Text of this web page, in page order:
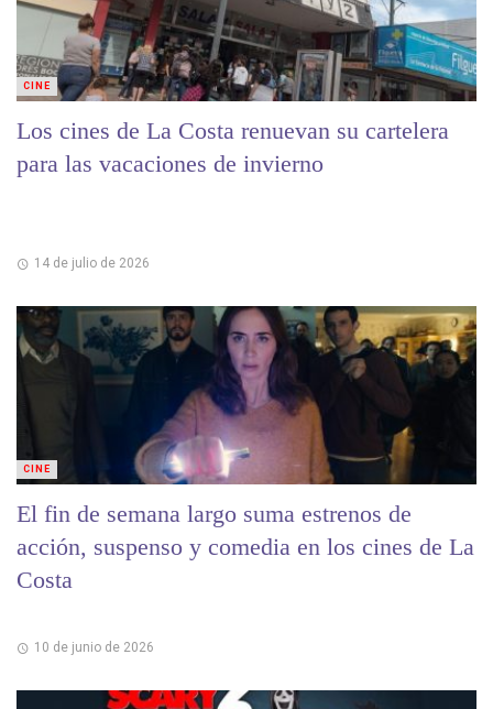
Los cines de La Costa renuevan su cartelera
para las vacaciones de invierno
14 de julio de 2026
CINE
El fin de semana largo suma estrenos de
acción, suspenso y comedia en los cines de La
Costa
10 de junio de 2026
CINE